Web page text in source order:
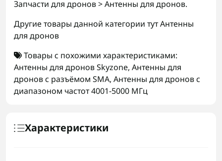
Запчасти для дронов > Антенны для дронов.
Другие товары данной категории тутАнтенны
для дронов
Товары с похожими характеристиками:
Антенны для дронов Skyzone, Антенны для
дронов с разъёмом SMA, Антенны для дронов с
диапазоном частот 4001-5000 МГц
Характеристики